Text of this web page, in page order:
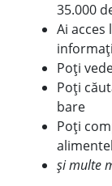
35.000
Ai acces
Poți
Poți
bare
Poți
și multe